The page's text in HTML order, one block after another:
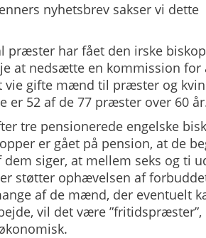
nyhetsbrev sakser vi dette
præster har fået den irske biskop
at nedsætte en kommission for
vie gifte mænd til præster og
er 52 af de 77 præster over 60
tre pensionerede engelske
er gået på pension, at de
dem siger, at mellem seks og ti
støtter ophævelsen af
af de mænd, der eventuelt
vil det være